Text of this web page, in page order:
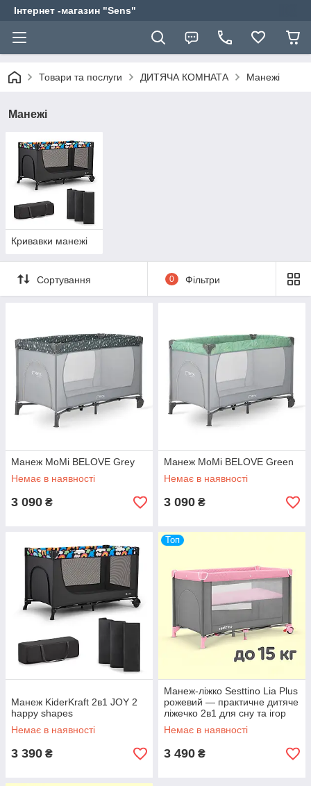
Інтернет -магазин "Sens"
Товари та послуги ДИТЯЧА КОМНАТА Манежі
Манежі
Кривавки манежі
Сортування 0 Фільтри
Манеж MoMi BELOVE Grey
Немає в наявності
3 090 ₴
Манеж MoMi BELOVE Green
Немає в наявності
3 090 ₴
Манеж KiderKraft 2в1 JOY 2
happy shapes
Немає в наявності
3 390 ₴
Топ
Манеж-ліжко Sesttino Lia Plus
рожевий — практичне дитяче
ліжечко 2в1 для сну та ігор
вдома або в подорожі
Немає в наявності
3 490 ₴